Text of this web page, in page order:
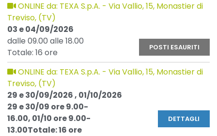
ONLINE da: TEXA S.p.A. - Via Vallio, 15, Monastier di
Treviso, (TV)
03 e 04/09/2026
dalle 09.00 alle 18.00
Totale: 16 ore
POSTI ESAURITI
ONLINE da: TEXA S.p.A. - Via Vallio, 15, Monastier di
Treviso, (TV)
29 e 30/09/2026 , 01/10/2026
29 e 30/09 ore 9.00-
16.00, 01/10 ore 9.00-
13.00Totale: 16 ore
DETTAGLI